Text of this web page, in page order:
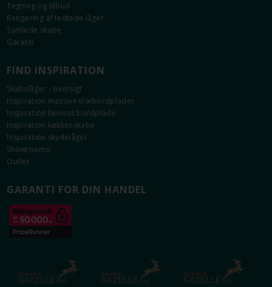
MODERNE FARVE
Hvid er et sikkert valg, når
det gælder farven på dine
Information om Plano Hvid
Fronter i 16 mm tyk plade med slagfast
melaminbelægning.
Solid 0,8 mm ABS kant.
Klar glas i vitrinelåger.
målinger med Flügger Colourpin.
Tegning og tilbud
Rengøring af fedtede låger
Samlede skabe
Garanti
FIND INSPIRATION
Skabslåger - oversigt
Inspiration massive træbordplader
Inspiration laminat bordplade
Inspiration køkkenskabe
Inspiration skydelåger
Showrooms
Outlet
GARANTI FOR DIN HANDEL